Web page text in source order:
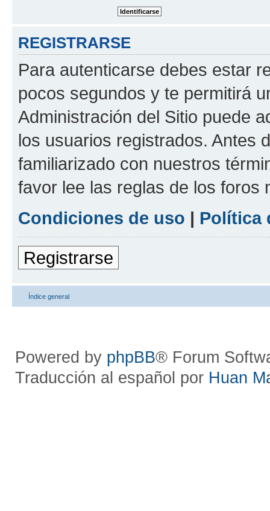
REGISTRARSE
Para autenticarse debes estar
pocos segundos y te permitirá
Administración del Sitio puede
los usuarios registrados. Antes
familiarizado con nuestros
favor lee las reglas de los foros
Condiciones de uso | Política
Registrarse
Índice general
Powered by phpBB® Forum
Traducción al español por Huan